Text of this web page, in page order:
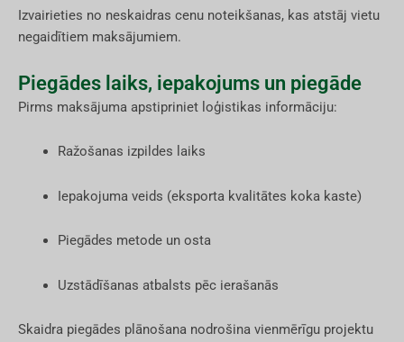
Izvairieties no neskaidras cenu noteikšanas, kas atstāj vietu
negaidītiem maksājumiem.
Piegādes laiks, iepakojums un piegāde
Pirms maksājuma apstipriniet loģistikas informāciju:
Ražošanas izpildes laiks
Iepakojuma veids (eksporta kvalitātes koka kaste)
Piegādes metode un osta
Uzstādīšanas atbalsts pēc ierašanās
Skaidra piegādes plānošana nodrošina vienmērīgu projektu